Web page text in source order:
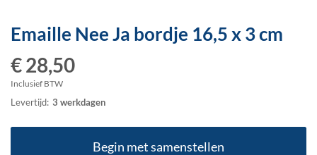
Ga
naar
het
begin
van
de
Emaille Nee Ja bordje 16,5 x 3 cm
€ 28,50
Inclusief BTW
Levertijd: 3 werkdagen
Begin met samenstellen